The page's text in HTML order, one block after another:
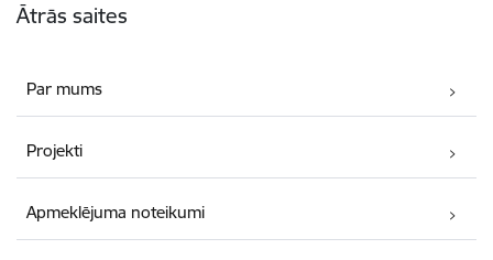
Ātrās saites
Par mums
Projekti
Apmeklējuma noteikumi